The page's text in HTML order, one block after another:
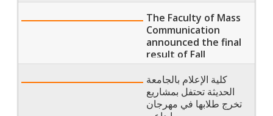
The Faculty of Mass
Communication
announced the final
result of Fall
semester 2023
كلية الإعلام بالجامعة
الحديثة تحتفل بمشاريع
تخرج طلابها في مهرجان